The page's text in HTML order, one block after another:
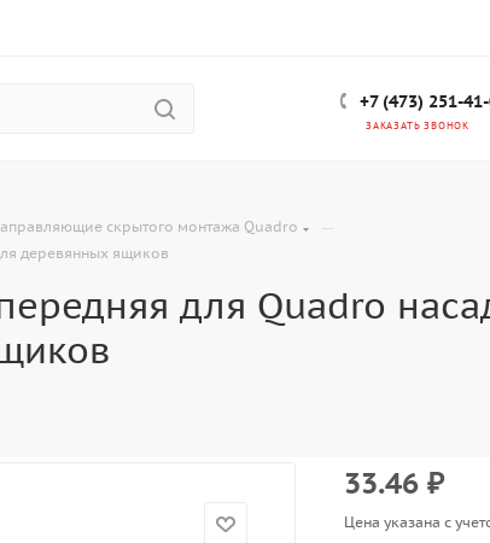
+7 (473) 251-
ЗАКАЗАТЬ ЗВОНОК
скрытого монтажа Quadro —
деревянных ящиков
для Quadro
33.46 ₽
Цена указана с